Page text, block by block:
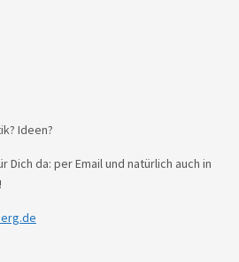
Ideen?
Dich da: per Email und natürlich auch in